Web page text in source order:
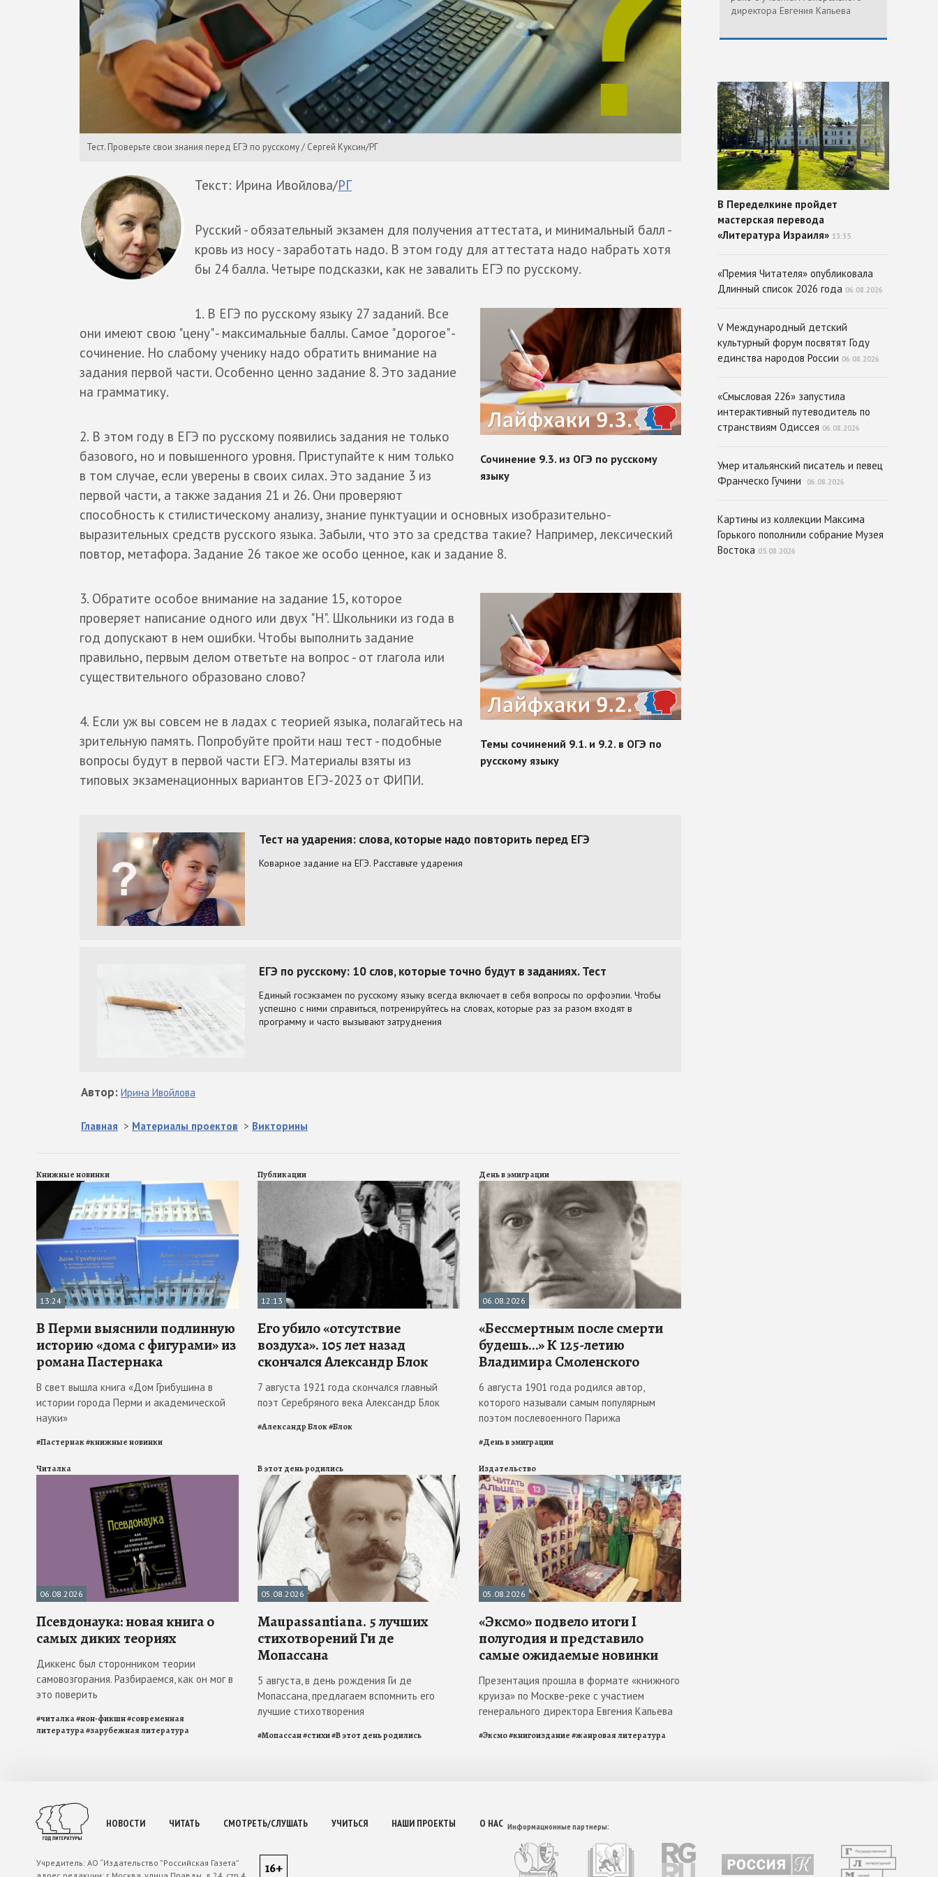
Тест. Проверьте свои знания перед ЕГЭ по русскому / Сергей Куксин/РГ
Текст: Ирина Ивойлова/РГ
Русский - обязательный экзамен для получения аттестата, и минимальный балл -
кровь из носу - заработать надо. В этом году для аттестата надо набрать хотя
бы 24 балла. Четыре подсказки, как не завалить ЕГЭ по русскому.
1. В ЕГЭ по русскому языку 27 заданий. Все
они имеют свою "цену" - максимальные баллы. Самое "дорогое" -
сочинение. Но слабому ученику надо обратить внимание на
задания первой части. Особенно ценно задание 8. Это задание
на грамматику.
2. В этом году в ЕГЭ по русскому появились задания не только
базового, но и повышенного уровня. Приступайте к ним только
в том случае, если уверены в своих силах. Это задание 3 из
первой части, а также задания 21 и 26. Они проверяют
способность к стилистическому анализу, знание пунктуации и основных изобразительно-
выразительных средств русского языка. Забыли, что это за средства такие? Например, лексический
повтор, метафора. Задание 26 такое же особо ценное, как и задание 8.
3. Обратите особое внимание на задание 15, которое
проверяет написание одного или двух "Н". Школьники из года в
год допускают в нем ошибки. Чтобы выполнить задание
правильно, первым делом ответьте на вопрос - от глагола или
существительного образовано слово?
4. Если уж вы совсем не в ладах с теорией языка, полагайтесь на
зрительную память. Попробуйте пройти наш тест - подобные
вопросы будут в первой части ЕГЭ. Материалы взяты из
типовых экзаменационных вариантов ЕГЭ-2023 от ФИПИ.
Автор: Ирина Ивойлова
Главная > Материалы проектов > Викторины
Книжные новинки
13:24
В Перми выяснили подлинную
историю «дома с фигурами» из
романа Пастернака
В свет вышла книга «Дом Грибушина в
истории города Перми и академической
науки»
#Пастернак#книжные новинки
Публикации
12:13
Его убило «отсутствие
воздуха». 105 лет назад
скончался Александр Блок
7 августа 1921 года скончался главный
поэт Серебряного века Александр Блок
#Александр Блок#Блок
День в эмиграции
06.08.2026
«Бессмертным после смерти
будешь…» К 125-летию
Владимира Смоленского
6 августа 1901 года родился автор,
которого называли самым популярным
поэтом послевоенного Парижа
#День в эмиграции
Читалка
06.08.2026
Псевдонаука: новая книга о
самых диких теориях
Диккенс был сторонником теории
самовозгорания. Разбираемся, как он мог в
это поверить
#читалка#нон-фикшн#современная
литература#зарубежная литература
В этот день родились
05.08.2026
Maupassantiana. 5 лучших
стихотворений Ги де
Мопассана
5 августа, в день рождения Ги де
Мопассана, предлагаем вспомнить его
лучшие стихотворения
#Мопассан#стихи#В этот день родились
Издательство
05.08.2026
«Эксмо» подвело итоги I
полугодия и представило
самые ожидаемые новинки
Презентация прошла в формате «книжного
круиза» по Москве-реке с участием
генерального директора Евгения Капьева
#Эксмо#книгоиздание#жанровая литература
директора Евгения Капьева
В Переделкине пройдет
мастерская перевода
«Литература Израиля» 13:35
«Премия Читателя» опубликовала
Длинный список 2026 года 06.08.2026
V Международный детский
культурный форум посвятят Году
единства народов России 06.08.2026
«Смысловая 226» запустила
интерактивный путеводитель по
странствиям Одиссея 06.08.2026
Умер итальянский писатель и певец
Франческо Гучини
06.08.2026
Картины из коллекции Максима
Горького пополнили собрание Музея
Востока 05.08.2026
НОВОСТИ ЧИТАТЬ СМОТРЕТЬ/СЛУШАТЬ УЧИТЬСЯ НАШИ ПРОЕКТЫ О НАС
Учредитель: АО “Издательство ”Российская Газета”
Информационные партнеры:
16+